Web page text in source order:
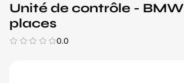
Unité de contrôle -
places
0.0